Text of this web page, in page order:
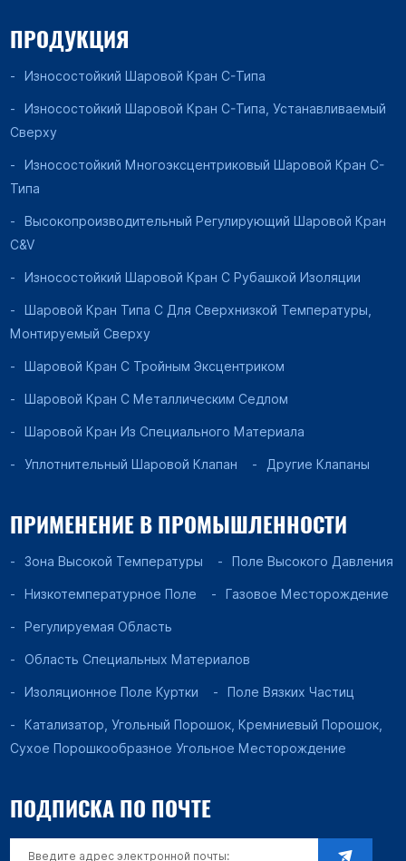
ПРОДУКЦИЯ
Износостойкий Шаровой Кран C-Типа
Износостойкий Шаровой Кран C-Типа, Устанавливаемый
Сверху
Износостойкий Многоэксцентриковый Шаровой Кран C-
Типа
Высокопроизводительный Регулирующий Шаровой Кран
C&V
Износостойкий Шаровой Кран С Рубашкой Изоляции
Шаровой Кран Типа C Для Сверхнизкой Температуры,
Монтируемый Сверху
Шаровой Кран С Тройным Эксцентриком
Шаровой Кран С Металлическим Седлом
Шаровой Кран Из Специального Материала
Уплотнительный Шаровой Клапан Другие Клапаны
ПРИМЕНЕНИЕ В ПРОМЫШЛЕННОСТИ
Зона Высокой Температуры Поле Высокого Давления
Низкотемпературное Поле Газовое Месторождение
Регулируемая Область
Область Специальных Материалов
Изоляционное Поле Куртки Поле Вязких Частиц
Катализатор, Угольный Порошок, Кремниевый Порошок,
Сухое Порошкообразное Угольное Месторождение
ПОДПИСКА ПО ПОЧТЕ